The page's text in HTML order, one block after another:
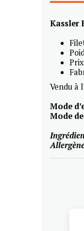
Kassler
Vendu à
Mode
Mode